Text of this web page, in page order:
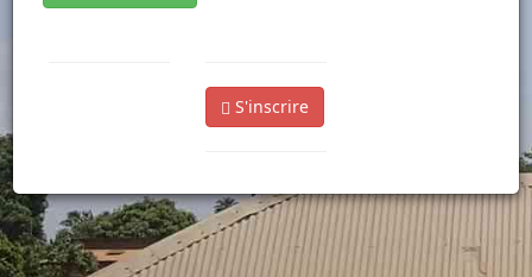
S'inscrire